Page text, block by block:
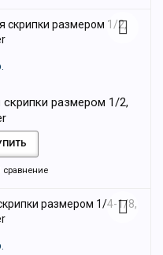
скрипки размером 1/2,
сравнение